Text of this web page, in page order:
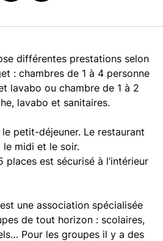
différentes prestations selon
: chambres de 1 à 4 personne
lavabo ou chambre de 1 à 2
lavabo et sanitaires.
petit-déjeuner. Le restaurant
midi et le soir.
places est sécurisé à l’intérieur
une association spécialisée
de tout horizon : scolaires,
Pour les groupes il y a des